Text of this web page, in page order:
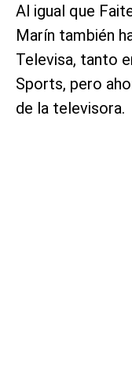
Al igual que
Marín también
Televisa, tanto
Sports, pero
de la televisora.